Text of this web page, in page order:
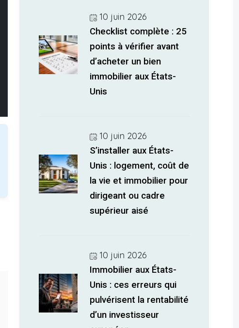
10 juin 2026
Checklist complète : 25
points à vérifier avant
d’acheter un bien
immobilier aux États-
Unis
10 juin 2026
S’installer aux États-
Unis : logement, coût de
la vie et immobilier pour
dirigeant ou cadre
supérieur aisé
10 juin 2026
Immobilier aux États-
Unis : ces erreurs qui
pulvérisent la rentabilité
d’un investisseur